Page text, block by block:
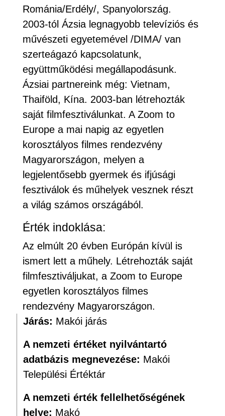
Románia/Erdély/, Spanyolország.
2003-tól Ázsia legnagyobb televíziós és
művészeti egyetemével /DIMA/ van
szerteágazó kapcsolatunk,
együttműködési megállapodásunk.
Ázsiai partnereink még: Vietnam,
Thaiföld, Kína. 2003-ban létrehozták
saját filmfesztiválunkat. A Zoom to
Europe a mai napig az egyetlen
korosztályos filmes rendezvény
Magyarországon, melyen a
legjelentősebb gyermek és ifjúsági
fesztiválok és műhelyek vesznek részt
a világ számos országából.
Érték indoklása:
Az elmúlt 20 évben Európán kívül is
ismert lett a műhely. Létrehozták saját
filmfesztiváljukat, a Zoom to Europe
egyetlen korosztályos filmes
rendezvény Magyarországon.
Járás: Makói járás
A nemzeti értéket nyilvántartó
adatbázis megnevezése: Makói
Települési Értéktár
A nemzeti érték fellelhetőségének
helye: Makó